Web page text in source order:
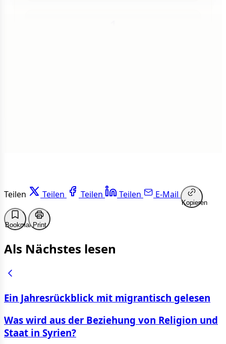
Teilen Teilen Teilen Teilen E-Mail
Kopieren
BookmarkPrint
Als Nächstes lesen
Ein Jahresrückblick mit migrantisch gelesen
Was wird aus der Beziehung von Religion und
Staat in Syrien?